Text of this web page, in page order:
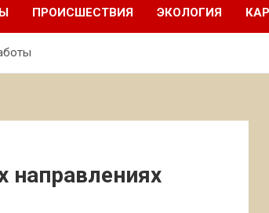
ПРОИСШЕСТВИЯ ЭКОЛОГИЯ
направлениях